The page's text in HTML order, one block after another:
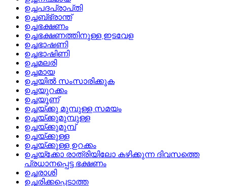
ഉച്ചപദപ്രാപ്‌തി
ഉച്ചബ്‌ഭ്രാന്ത്
ഉച്ചഭക്ഷണം
ഉച്ചഭക്ഷണത്തിനുള്ള ഇടവേള
ഉച്ചഭാഷണി
ഉച്ചഭാഷിണി
ഉച്ചമലരി
ഉച്ചമായ
ഉച്ചയില്‍ സംസാരിക്കുക
ഉച്ചയുറക്കം
ഉച്ചയൂണ്
ഉച്ചയ്‌ക്കു മുമ്പുള്ള സമയം
ഉച്ചയ്‌ക്കുമുമ്പുള്ള
ഉച്ചയ്‌ക്കുമുമ്പ്
ഉച്ചയ്‌ക്കുള്ള
ഉച്ചയ്‌ക്കുള്ള ഉറക്കം
ഉച്ചയ്‌ക്കോ രാത്രിയിലോ കഴിക്കുന്ന ദിവസത്തെ
പ്രധാനപ്പെട്ട ഭക്ഷണം
ഉച്ചരാശി
ഉച്ചരിക്കപ്പെടാത്ത